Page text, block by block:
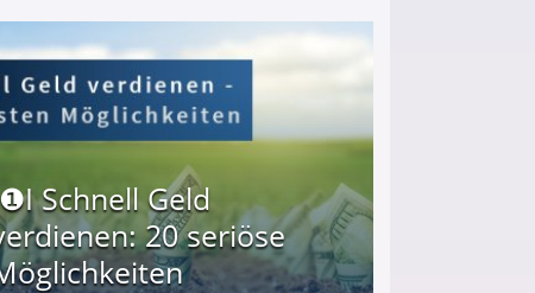
Schnell Geld
20 seriöse